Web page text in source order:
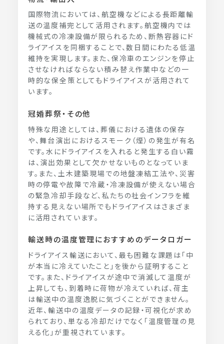
国際物流においては、航空機などによる長距離輸
送の温度補完として活用されます。航空機内では
機械式の冷凍設備が限られるため、断熱容器にド
ライアイスを同梱することで、数日間にわたる低温
維持を実現します。また、保冷車のエンジンを停止
させなければならない積み替え作業中などの一
時的な保全策としてもドライアイスが活用されて
います。
冠婚葬祭・その他
特殊な用途としては、葬儀における遺体の保存
や、舞台演出におけるスモーク（煙）の発生が有名
です。水にドライアイスを入れると発生する白い霧
は、演出効果として欠かせないものとなっていま
す。また、土木建築現場での地盤凍結工法や、災害
時の停電や故障で冷蔵・冷凍設備が使えない場合
の緊急冷却手段など、私たちの社会インフラを維
持する見えない場所でもドライアイスはさまざま
に活用されています。
輸送時の温度管理におすすめのデータロガー
ドライアイス輸送において、最も困難な課題は「中
が本当に冷えていたこと」を後から証明すること
です。また、ドライアイスが途中で消滅して温度が
上昇しても、到着時に荷物が冷えていれば、荷主
は輸送中の温度逸脱に気づくことができません。
近年、輸送中の温度データの記録・可視化が求め
られており、単なる冷却だけでなく「温度管理の見
える化」が重視されています。